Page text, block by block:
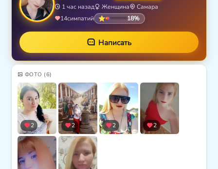
1 час назад Женщина
Самара
14симпатий 18%
Написать
ФОТО (6)
2 2 2 2